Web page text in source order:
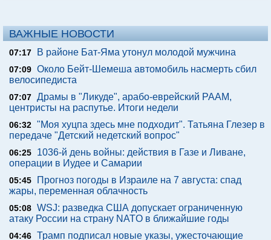
ВАЖНЫЕ НОВОСТИ
07:17 В районе Бат-Яма утонул молодой мужчина
07:09 Около Бейт-Шемеша автомобиль насмерть сбил
велосипедиста
07:07 Драмы в "Ликуде", арабо-еврейский РААМ,
центристы на распутье. Итоги недели
06:32 "Моя хуцпа здесь мне подходит". Татьяна Глезер в
передаче "Детский недетский вопрос"
06:25
1036-й день войны: действия в Газе и Ливане,
операции в Иудее и Самарии
05:45
Прогноз погоды в Израиле на 7 августа: спад
жары, переменная облачность
05:08 WSJ: разведка США допускает ограниченную
атаку России на страну NATO в ближайшие годы
04:46 Трамп подписал новые указы, ужесточающие